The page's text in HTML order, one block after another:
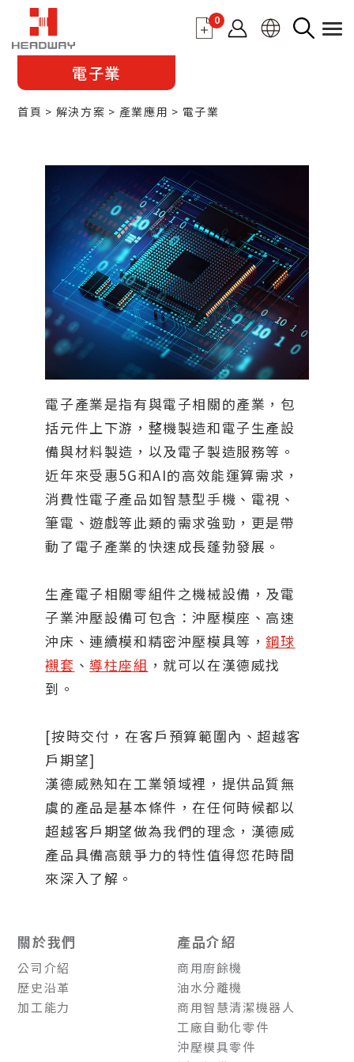
0
電子業
首頁 解決方案 產業應用 電子業
電子產業是指有與電子相關的產業，包
括元件上下游，整機製造和電子生產設
備與材料製造，以及電子製造服務等。
近年來受惠5G和AI的高效能運算需求，
消費性電子產品如智慧型手機、電視、
筆電、遊戲等此類的需求強勁，更是帶
動了電子產業的快速成長蓬勃發展。
生產電子相關零組件之機械設備，及電
子業沖壓設備可包含：沖壓模座、高速
沖床、連續模和精密沖壓模具等，鋼球
襯套 、導柱座組 ，就可以在漢德威找
到。
[按時交付，在客戶預算範圍內、超越客
戶期望]
漢德威熟知在工業領域裡，提供品質無
虞的產品是基本條件，在任何時候都以
超越客戶期望做為我們的理念，漢德威
產品具備高競爭力的特性值得您花時間
來深入了解。
關於我們
公司介紹
歷史沿革
加工能力
產品介紹
商用廚餘機
油水分離機
商用智慧清潔機器人
工廠自動化零件
沖壓模具零件